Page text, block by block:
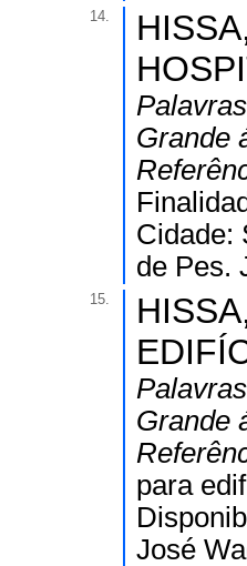
14.
Grande
Cidade:
de Pes.
15.
Grande
para
José